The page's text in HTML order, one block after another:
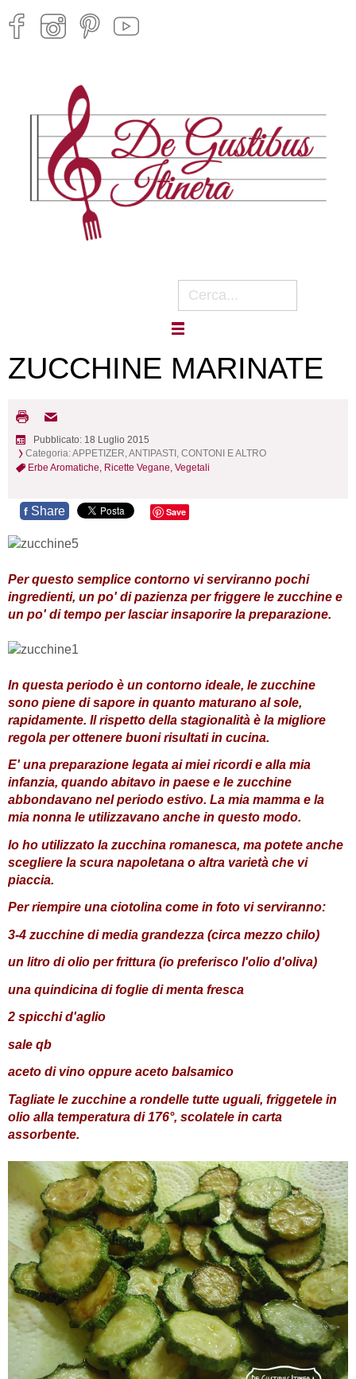
ZUCCHINE MARINATE
Pubblicato: 18 Luglio 2015
Categoria:APPETIZER, ANTIPASTI, CONTONI E ALTRO
Erbe Aromatiche, Ricette Vegane, Vegetali
f Share Save
Per questo semplice contorno vi serviranno pochi
ingredienti, un po' di pazienza per friggere le zucchine e
un po' di tempo per lasciar insaporire la preparazione.
In questa periodo è un contorno ideale, le zucchine
sono piene di sapore in quanto maturano al sole,
rapidamente. Il rispetto della stagionalità è la migliore
regola per ottenere buoni risultati in cucina.
E' una preparazione legata ai miei ricordi e alla mia
infanzia, quando abitavo in paese e le zucchine
abbondavano nel periodo estivo. La mia mamma e la
mia nonna le utilizzavano anche in questo modo.
Io ho utilizzato la zucchina romanesca, ma potete anche
scegliere la scura napoletana o altra varietà che vi
piaccia.
Per riempire una ciotolina come in foto vi serviranno:
3-4 zucchine di media grandezza (circa mezzo chilo)
un litro di olio per frittura (io preferisco l'olio d'oliva)
una quindicina di foglie di menta fresca
2 spicchi d'aglio
sale qb
aceto di vino oppure aceto balsamico
Tagliate le zucchine a rondelle tutte uguali, friggetele in
olio alla temperatura di 176°, scolatele in carta
assorbente.